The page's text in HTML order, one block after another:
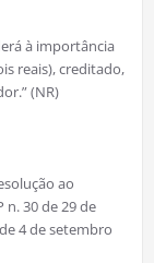
à importância
reais), creditado,
(NR)
ao
n. 30 de 29 de
4 de setembro